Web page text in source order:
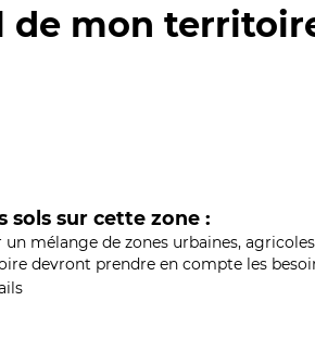
de mon
sols sur cette zone :
mélange de zones urbaines,
devront prendre en compte les